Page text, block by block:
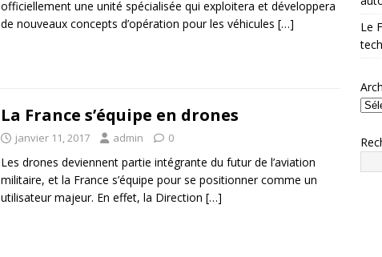
officiellement une unité spécialisée qui exploitera et développera
de nouveaux concepts d’opération pour les véhicules […]
La France s’équipe en drones
janvier 11, 2017 admin 0
Les drones deviennent partie intégrante du futur de l’aviation
militaire, et la France s’équipe pour se positionner comme un
utilisateur majeur. En effet, la Direction […]
Le